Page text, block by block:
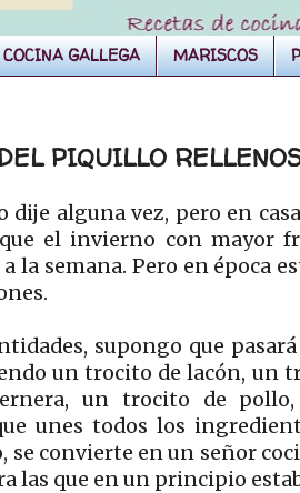
COCINA GALLEGA MARISCOS
PIQUILLO
dije alguna vez, pero en
el invierno con mayor
la semana. Pero en época
supongo que
un trocito de lacón, un
un trocito de
unes todos los
se convierte en un señor
las que en un principio